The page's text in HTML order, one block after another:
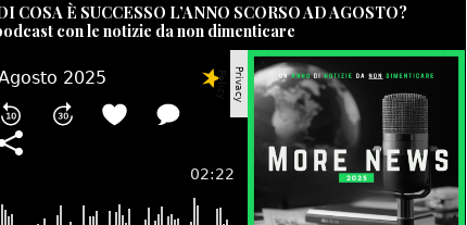
COSA È SUCCESSO L’ANNO SCORSO AD AGOSTO?
con le notizie da non dimenticare